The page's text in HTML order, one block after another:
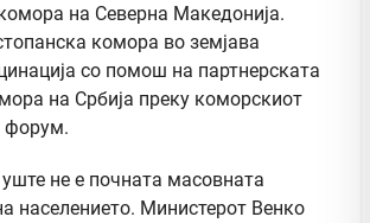
на Северна Македонија.
комора во земјава
со помош на партнерската
на Србија преку коморскиот
форум.
не е почната масовната
населението. Министерот Венко